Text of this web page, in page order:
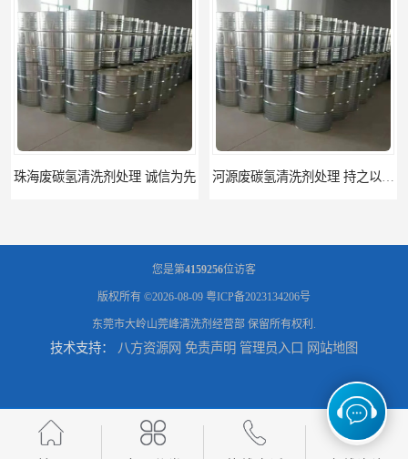
河源废碳氢清洗剂处理 持之以恒为客户服务
梅州回收废碳氢清洗剂 现款交易 惠州废白电油回收 持之以恒为客户服务
您是第4159256位访客
版权所有 ©2026-08-09 粤ICP备2023134206号
东莞市大岭山莞峰清洗剂经营部 保留所有权利.
技术支持： 八方资源网 免责声明 管理员入口 网站地图